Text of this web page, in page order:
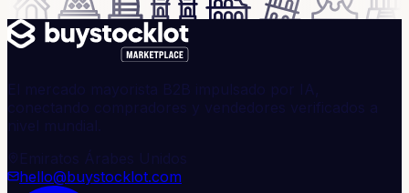
El mercado mayorista B2B impulsado por IA,
conectando compradores y vendedores verificados a
nivel mundial.
Emiratos Árabes Unidos
hello@buystocklot.com